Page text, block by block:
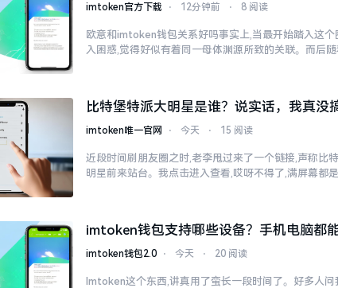
imtoken官方下载 ⋅ 12分钟前 ⋅ 8 阅读
欧意和imtoken钱包关系好吗事实上,当最开始踏入这
入困惑,觉得好似有着同一母体渊源所致的关联。而后
比特堡特派大明星是谁？说实话，我真没
imtoken唯一官网 ⋅ 今天 ⋅ 15 阅读
近段时间刷朋友圈之时,老李甩过来了一个链接,声称比
明星前来站台。我点击进入查看,哎呀不得了,满屏幕都
imtoken钱包支持哪些设备？手机电脑都
imtoken钱包2.0 ⋅ 今天 ⋅ 20 阅读
Imtoken这个东西,讲真用了蛮长一段时间了。好多人